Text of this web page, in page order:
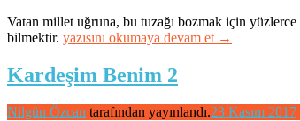
Vatan millet uğruna, bu tuzağı bozmak için yüzlerce
bilmektir. “Can
yazısını okumaya devam et →
Kardeşim Benim 2
Nilgün Özcan tarafından yayınlandı.23 Kasım 2017